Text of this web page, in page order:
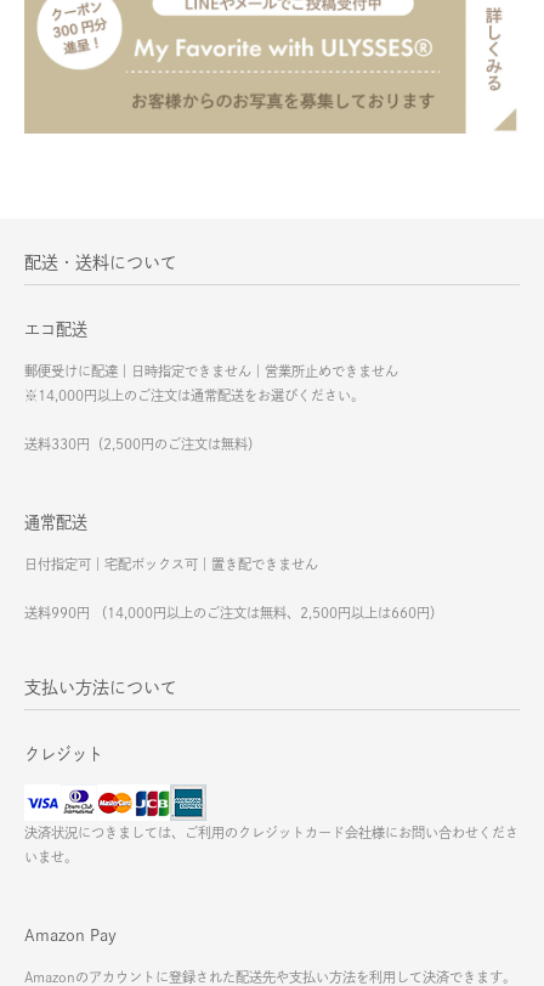
配送・送料について
エコ配送
郵便受けに配達｜日時指定できません｜営業所止めできません
※14,000円以上のご注文は通常配送をお選びください。
送料330円（2,500円のご注文は無料）
通常配送
日付指定可｜宅配ボックス可｜置き配できません
送料990円 （14,000円以上のご注文は無料、2,500円以上は660円）
支払い方法について
クレジット
決済状況につきましては、ご利用のクレジットカード会社様にお問い合わせくださ
いませ。
Amazon Pay
Amazonのアカウントに登録された配送先や支払い方法を利用して決済できます。